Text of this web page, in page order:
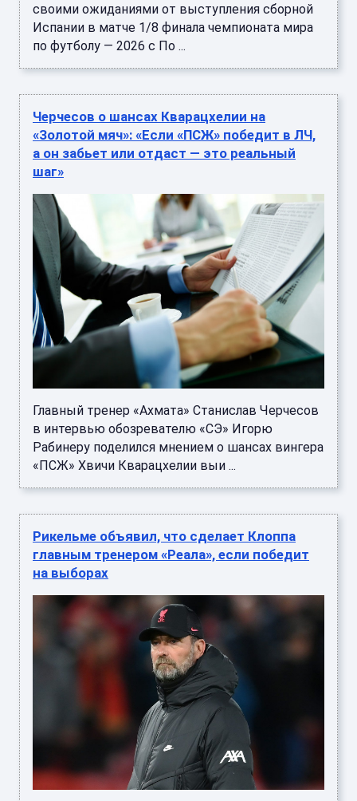
своими ожиданиями от выступления сборной
Испании в матче 1/8 финала чемпионата мира
по футболу — 2026 с По ...
Черчесов о шансах Кварацхелии на
«Золотой мяч»: «Если «ПСЖ» победит в ЛЧ,
а он забьет или отдаст — это реальный
шаг»
Главный тренер «Ахмата» Станислав Черчесов
в интервью обозревателю «СЭ» Игорю
Рабинеру поделился мнением о шансах вингера
«ПСЖ» Хвичи Кварацхелии выи ...
Рикельме объявил, что сделает Клоппа
главным тренером «Реала», если победит
на выборах